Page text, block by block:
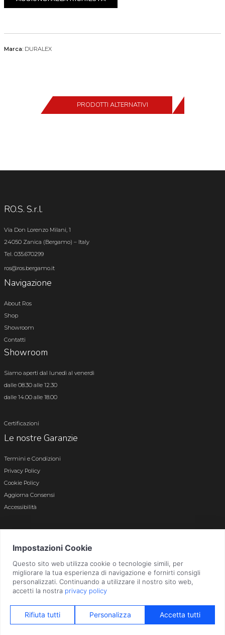
Marca: DURALEX
PRODOTTI ALTERNATIVI
RO.S. S.r.l.
Via Don Lorenzo Milani, 1
24050 Zanica (Bergamo) – Italy
Tel. 035.670299
ros@ros.bergamo.it
Navigazione
About Ros
Shop
Showroom
Contatti
Showroom
Siamo aperti dal lunedì al venerdì
dalle 08.30 alle 12.30
dalle 14.00 alle 18.00
Certificazioni
Le nostre Garanzie
Termini e Condizioni
Privacy Policy
Cookie Policy
Aggiorna Consensi
Accessibilità
Bergamo n. 01496180165 · Capitale Sociale i.v. € 800.000,00